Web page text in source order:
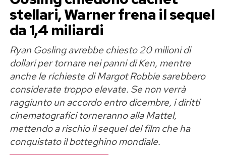
autodistruzione.
Abel Ferrara e il crack sul set del
Cattivo tenente
«Ero dipendente da crack quando giravoIl
cattivo tenente», ammette il regista. Il film con
Harvey Keitel viene spesso interpretato come
una storia di redenzione, ma per Ferrara la
salvezza non rappresenta un traguardo: è un
viaggio nel quale si può ricadere continuamente.
stellari, Warner frena il sequel
da 1,4 miliardi
Ryan Gosling avrebbe chiesto 20 milioni di
dollari per tornare nei panni di Ken, mentre
anche le richieste di Margot Robbie sarebbero
considerate troppo elevate. Se non verrà
raggiunto un accordo entro dicembre, i diritti
cinematografici torneranno alla Mattel,
mettendo a rischio il sequel del film che ha
conquistato il botteghino mondiale.